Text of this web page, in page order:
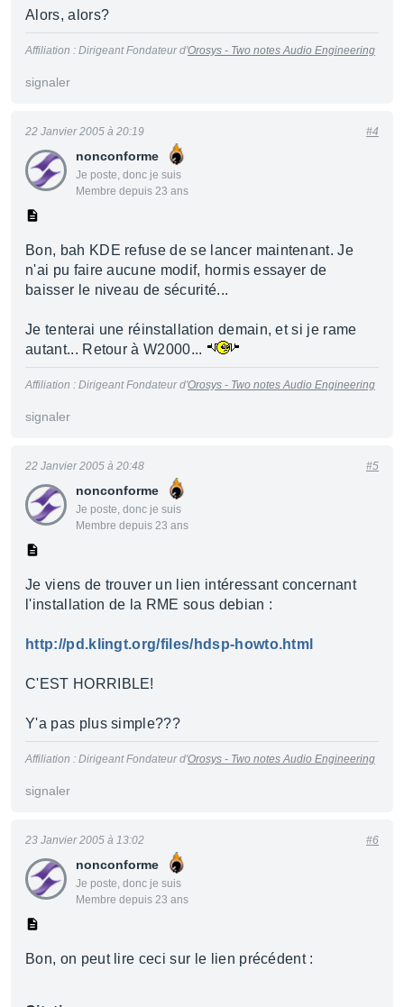
Alors, alors?
Affiliation : Dirigeant Fondateur d'Orosys - Two notes Audio Engineering
signaler
nonconforme
Je poste, donc je suis
Membre depuis 23 ans
22 Janvier 2005 à 20:19 #4
Bon, bah KDE refuse de se lancer maintenant. Je
n'ai pu faire aucune modif, hormis essayer de
baisser le niveau de sécurité...
Je tenterai une réinstallation demain, et si je rame
autant... Retour à W2000...
Affiliation : Dirigeant Fondateur d'Orosys - Two notes Audio Engineering
signaler
nonconforme
Je poste, donc je suis
Membre depuis 23 ans
22 Janvier 2005 à 20:48 #5
Je viens de trouver un lien intéressant concernant
l'installation de la RME sous debian :
http://pd.klingt.org/files/hdsp-howto.html
C'EST HORRIBLE!
Y'a pas plus simple???
Affiliation : Dirigeant Fondateur d'Orosys - Two notes Audio Engineering
signaler
nonconforme
Je poste, donc je suis
Membre depuis 23 ans
23 Janvier 2005 à 13:02 #6
Bon, on peut lire ceci sur le lien précédent :